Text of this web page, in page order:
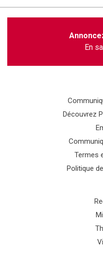
En
Découvrez
Termes
Politique